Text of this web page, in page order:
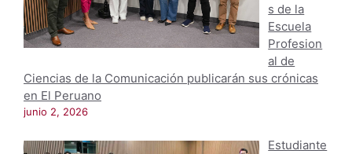
s de la
Escuela
Profesion
al de
Ciencias de la Comunicación publicarán sus crónicas
en El Peruano
junio 2, 2026
Estudiante